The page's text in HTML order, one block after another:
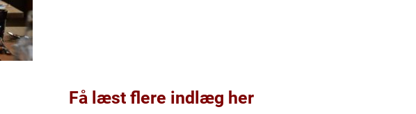
Få læst flere indlæg her